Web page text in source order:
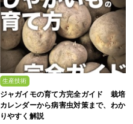
生産技術
ジャガイモの育て方完全ガイド 栽培
カレンダーから病害虫対策まで、わか
りやすく解説